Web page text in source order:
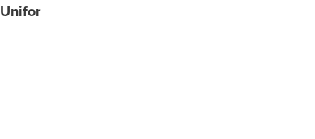
Unifor